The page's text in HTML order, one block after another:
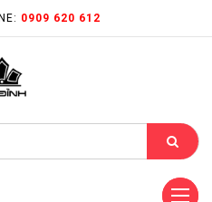
0909 620 612